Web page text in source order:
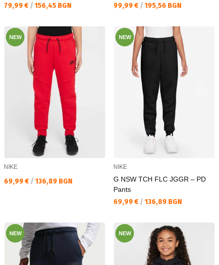
Текуща цена:
79,99 € / 156,45 BGN Текуща цена:
99,99 € / 195,56 BGN
NEW
NIKE
Текуща цена:
69,99 € / 136,89 BGN
NEW
NIKE
G NSW TCH FLC JGGR – PD
Pants
Текуща цена:
69,99 € / 136,89 BGN
NEW NEW